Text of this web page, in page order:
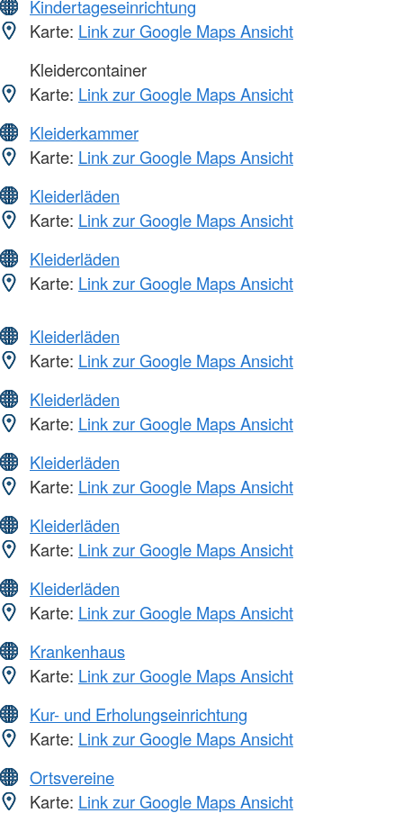
Kindertageseinrichtung
Karte: Link zur Google Maps Ansicht
Kleidercontainer
Karte: Link zur Google Maps Ansicht
Kleiderkammer
Karte: Link zur Google Maps Ansicht
Kleiderläden
Karte: Link zur Google Maps Ansicht
Kleiderläden
Karte: Link zur Google Maps Ansicht
Kleiderläden
Karte: Link zur Google Maps Ansicht
Kleiderläden
Karte: Link zur Google Maps Ansicht
Kleiderläden
Karte: Link zur Google Maps Ansicht
Kleiderläden
Karte: Link zur Google Maps Ansicht
Kleiderläden
Karte: Link zur Google Maps Ansicht
Krankenhaus
Karte: Link zur Google Maps Ansicht
Kur- und Erholungseinrichtung
Karte: Link zur Google Maps Ansicht
Ortsvereine
Karte: Link zur Google Maps Ansicht